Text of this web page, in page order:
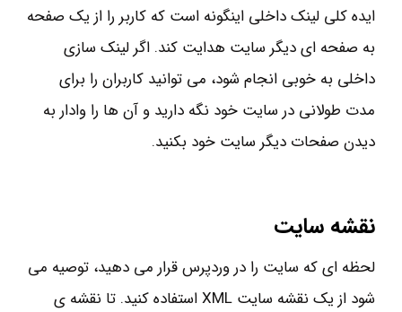
ایده کلی لینک داخلی اینگونه است که کاربر را از یک صفحه
به صفحه ای دیگر سایت هدایت کند. اگر لینک سازی
داخلی به خوبی انجام شود، می توانید کاربران را برای
مدت طولانی در سایت خود نگه دارید و آن ها را وادار به
دیدن صفحات دیگر سایت خود بکنید.
نقشه سایت
لحظه ای که سایت را در وردپرس قرار می دهید، توصیه می
شود از یک نقشه سایت XML استفاده کنید. تا نقشه ی